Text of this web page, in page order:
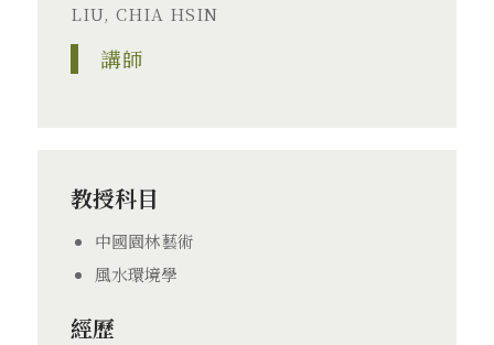
LIU, CHIA HSIN
講師
教授科目
中國園林藝術
風水環境學
經歷